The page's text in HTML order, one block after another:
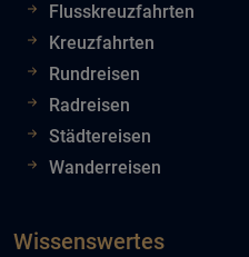
Flusskreuzfahrten
Kreuzfahrten
Rundreisen
Radreisen
Städtereisen
Wanderreisen
Wissenswertes